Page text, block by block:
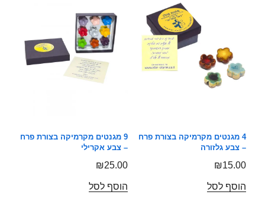
4 מגנטים מקרמיקה בצורת פרח
– צבע גלזורה
₪15.00
הוסף לסל
9 מגנטים מקרמיקה בצורת פרח
– צבע אקרילי
₪25.00
הוסף לסל